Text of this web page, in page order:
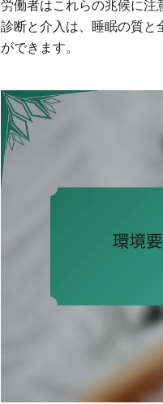
労働者はこれらの兆候に注
診断と介入は、睡眠の質と
ができます。